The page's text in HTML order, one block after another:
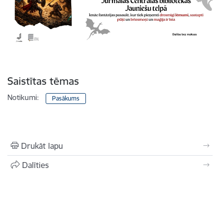
Saistītas tēmas
Notikumi: Pasākums
Drukāt lapu
Dalīties